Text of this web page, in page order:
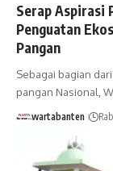
Serap Aspirasi
Penguatan
Pangan
Sebagai bagian
pangan Nasional,
wartabanten